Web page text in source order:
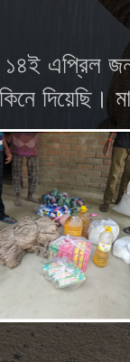
১৪ই এপ্রিল
দিয়েছি।